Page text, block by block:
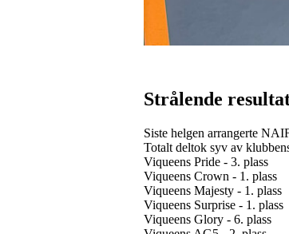
Strålende
Siste helgen arrangerte
Totalt deltok syv av
Viqueens Pride - 3. plass
Viqueens Crown - 1. plass
Viqueens Majesty - 1. plass
Viqueens Surprise - 1. plass
Viqueens Glory - 6. plass